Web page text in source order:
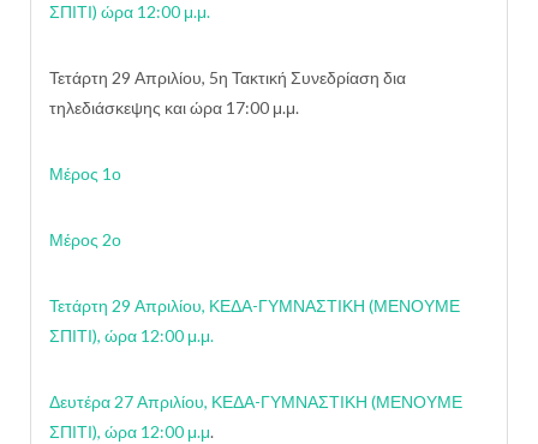
ΣΠΙΤΙ) ώρα 12:00 μ.μ.
Τετάρτη 29 Απριλίου, 5η Τακτική Συνεδρίαση δια
τηλεδιάσκεψης και ώρα 17:00 μ.μ.
Μέρος 1ο
Μέρος 2ο
Τετάρτη 29 Απριλίου, ΚΕΔΑ-ΓΥΜΝΑΣΤΙΚΗ (ΜΕΝΟΥΜΕ
ΣΠΙΤΙ), ώρα 12:00 μ.μ.
Δευτέρα 27 Απριλίου, ΚΕΔΑ-ΓΥΜΝΑΣΤΙΚΗ (ΜΕΝΟΥΜΕ
ΣΠΙΤΙ), ώρα 12:00 μ.μ.